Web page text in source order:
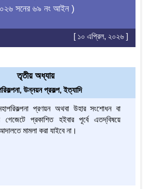
সনের ৬৯ নং আইন )
[ ১০ এপ্রিল, ২০২৬ ]
তৃতীয় অধ্যায়
উন্নয়ন প্রকল্প, ইত্যাদি
প্রণয়ন অথবা উহার সংশোধন বা
গেজেটে প্রকাশিত হইবার পূর্বে এতদ্‌বিষয়ে
মামলা করা যাইবে না।